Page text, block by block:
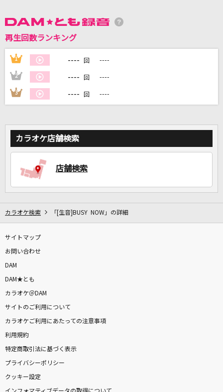
自宅でカラオケ歌い放題！
再生回数ランキング
1 ---- 回 ----
2 ---- 回 ----
3 ---- 回 ----
カラオケ店舗検索
店舗検索
カラオケ検索 「[生音]BUSY NOW」の詳細
サイトマップ
お問い合わせ
DAM
DAM★とも
カラオケ＠DAM
サイトのご利用について
カラオケご利用にあたっての注意事項
利用規約
特定商取引法に基づく表示
プライバシーポリシー
クッキー設定